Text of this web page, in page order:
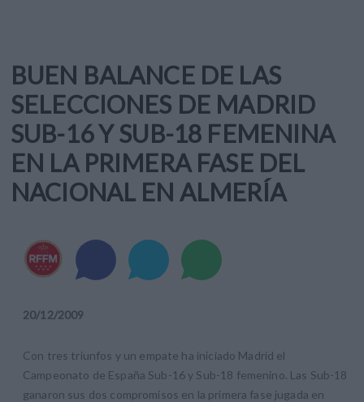
BUEN BALANCE DE LAS
SELECCIONES DE MADRID
SUB-16 Y SUB-18 FEMENINA
EN LA PRIMERA FASE DEL
NACIONAL EN ALMERÍA
20/12/2009
Con tres triunfos y un empate ha iniciado Madrid el
Campeonato de España Sub-16 y Sub-18 femenino. Las Sub-18
ganaron sus dos compromisos en la primera fase jugada en